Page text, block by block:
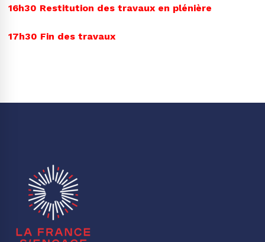
16h30 Restitution des travaux en plénière
17h30 Fin des travaux